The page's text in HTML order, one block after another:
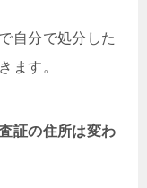
自分で処分した
ます。
証の住所は変わ